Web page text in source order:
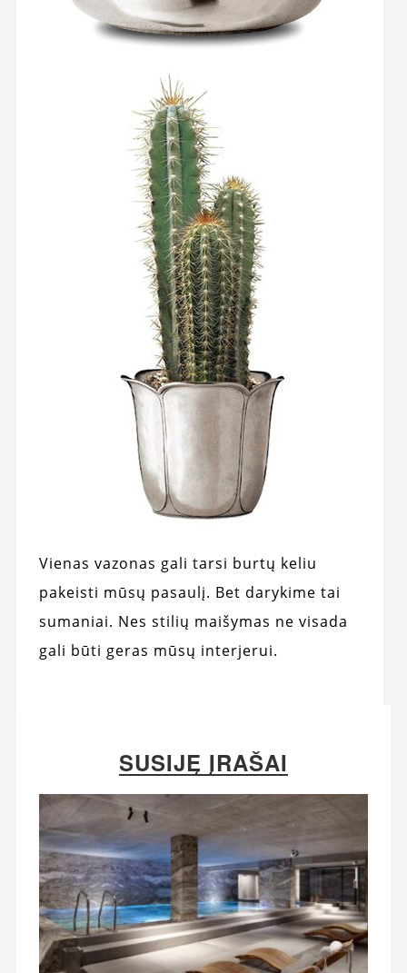
Vienas vazonas gali tarsi burtų keliu
pakeisti mūsų pasaulį. Bet darykime tai
sumaniai. Nes stilių maišymas ne visada
gali būti geras mūsų interjerui.
SUSIJĘ ĮRAŠAI